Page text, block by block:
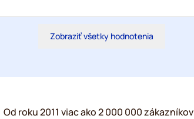
Zobraziť všetky hodnotenia
Od roku 2011 viac ako 2 000 000 zákazníkov